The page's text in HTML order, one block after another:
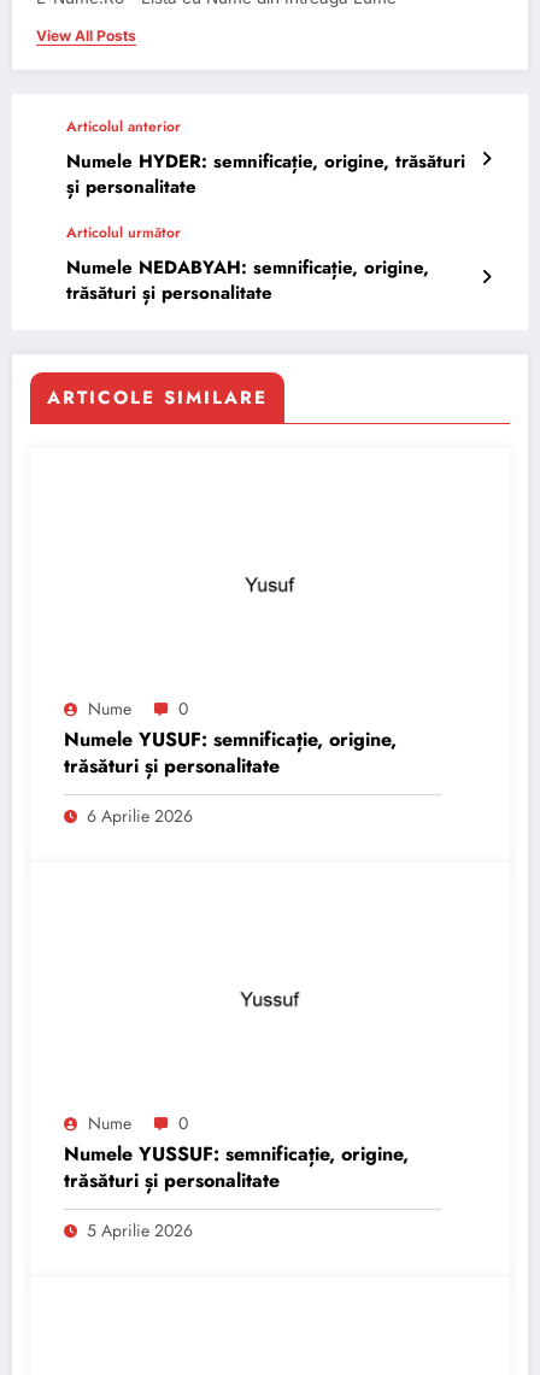
View All Posts
Articolul anterior
Numele HYDER: semnificație, origine, trăsături
și personalitate
Articolul următor
Numele NEDABYAH: semnificație, origine,
trăsături și personalitate
ARTICOLE SIMILARE
Nume 0
Numele YUSUF: semnificație, origine,
trăsături și personalitate
6 Aprilie 2026
Nume 0
Numele YUSSUF: semnificație, origine,
trăsături și personalitate
5 Aprilie 2026